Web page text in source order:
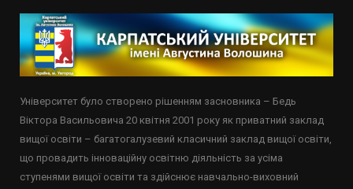
Університет було створено рішенням засновника – Бедь
Віктора Васильовича 20 квітня 2001 року як приватний заклад
вищої освіти – багатогалузевий класичний заклад вищої освіти,
що провадить інноваційну освітню діяльність за усіма
ступенями вищої освіти та здійснює навчально-виховний